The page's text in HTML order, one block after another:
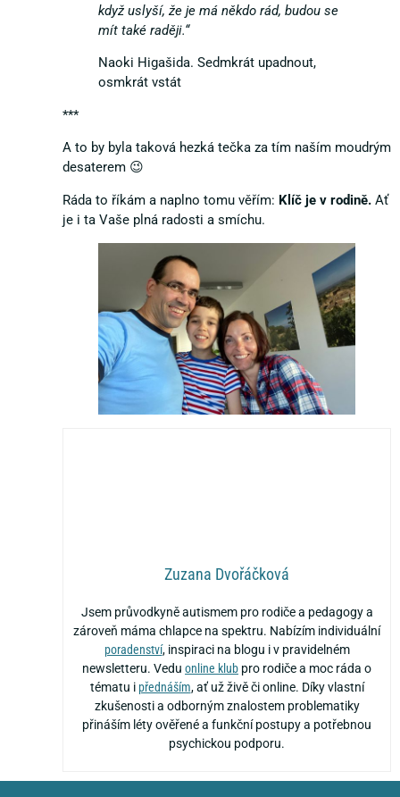
když uslyší, že je má někdo rád, budou se
mít také raději.“
Naoki Higašida. Sedmkrát upadnout,
osmkrát vstát
***
A to by byla taková hezká tečka za tím naším moudrým
desaterem 😉
Ráda to říkám a naplno tomu věřím: Klíč je v rodině. Ať
je i ta Vaše plná radosti a smíchu.
Zuzana Dvořáčková
Jsem průvodkyně autismem pro rodiče a pedagogy a
zároveň máma chlapce na spektru. Nabízím individuální
poradenství, inspiraci na blogu i v pravidelném
newsletteru. Vedu online klub pro rodiče a moc ráda o
tématu i přednáším, ať už živě či online. Díky vlastní
zkušenosti a odborným znalostem problematiky
přináším léty ověřené a funkční postupy a potřebnou
psychickou podporu.